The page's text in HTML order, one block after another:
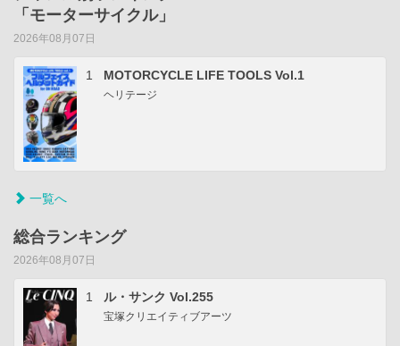
「モーターサイクル」
2026年08月07日
1 MOTORCYCLE LIFE TOOLS Vol.1
ヘリテージ
一覧へ
総合ランキング
2026年08月07日
1 ル・サンク Vol.255
宝塚クリエイティブアーツ